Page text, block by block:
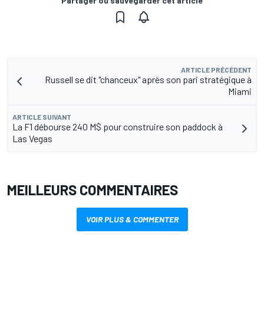
ARTICLE PRÉCÉDENT
Russell se dit "chanceux" après son pari stratégique à
Miami
ARTICLE SUIVANT
La F1 débourse 240 M$ pour construire son paddock à
Las Vegas
MEILLEURS COMMENTAIRES
VOIR PLUS & COMMENTER